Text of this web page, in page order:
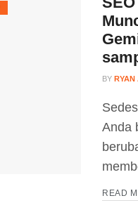
BY RYAN
Anda
READ